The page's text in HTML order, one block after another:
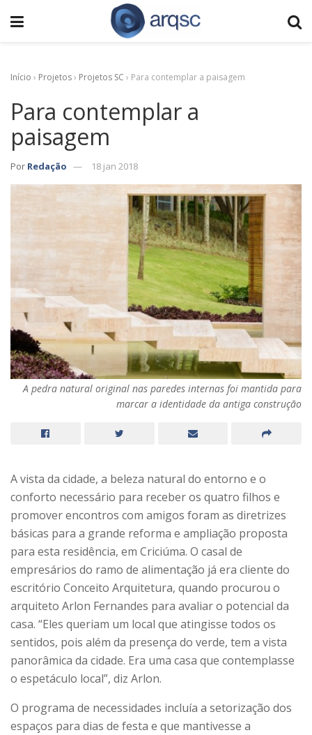
Início › Projetos› Projetos SC › Para contemplar a paisagem
Para contemplar a
paisagem
Por Redação 18 jan 2018
A pedra natural original nas paredes internas foi mantida para
marcar a identidade da antiga construção
A vista da cidade, a beleza natural do entorno e o
conforto necessário para receber os quatro filhos e
promover encontros com amigos foram as diretrizes
básicas para a grande reforma e ampliação proposta
para esta residência, em Criciúma. O casal de
empresários do ramo de alimentação já era cliente do
escritório Conceito Arquitetura, quando procurou o
arquiteto Arlon Fernandes para avaliar o potencial da
casa. “Eles queriam um local que atingisse todos os
sentidos, pois além da presença do verde, tem a vista
panorâmica da cidade. Era uma casa que contemplasse
o espetáculo local”, diz Arlon.
O programa de necessidades incluía a setorização dos
espaços para dias de festa e que mantivesse a